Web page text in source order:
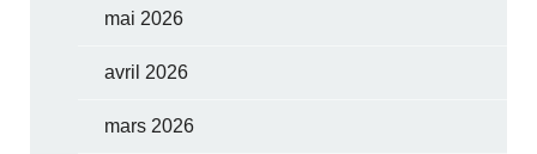
mai 2026
avril 2026
mars 2026